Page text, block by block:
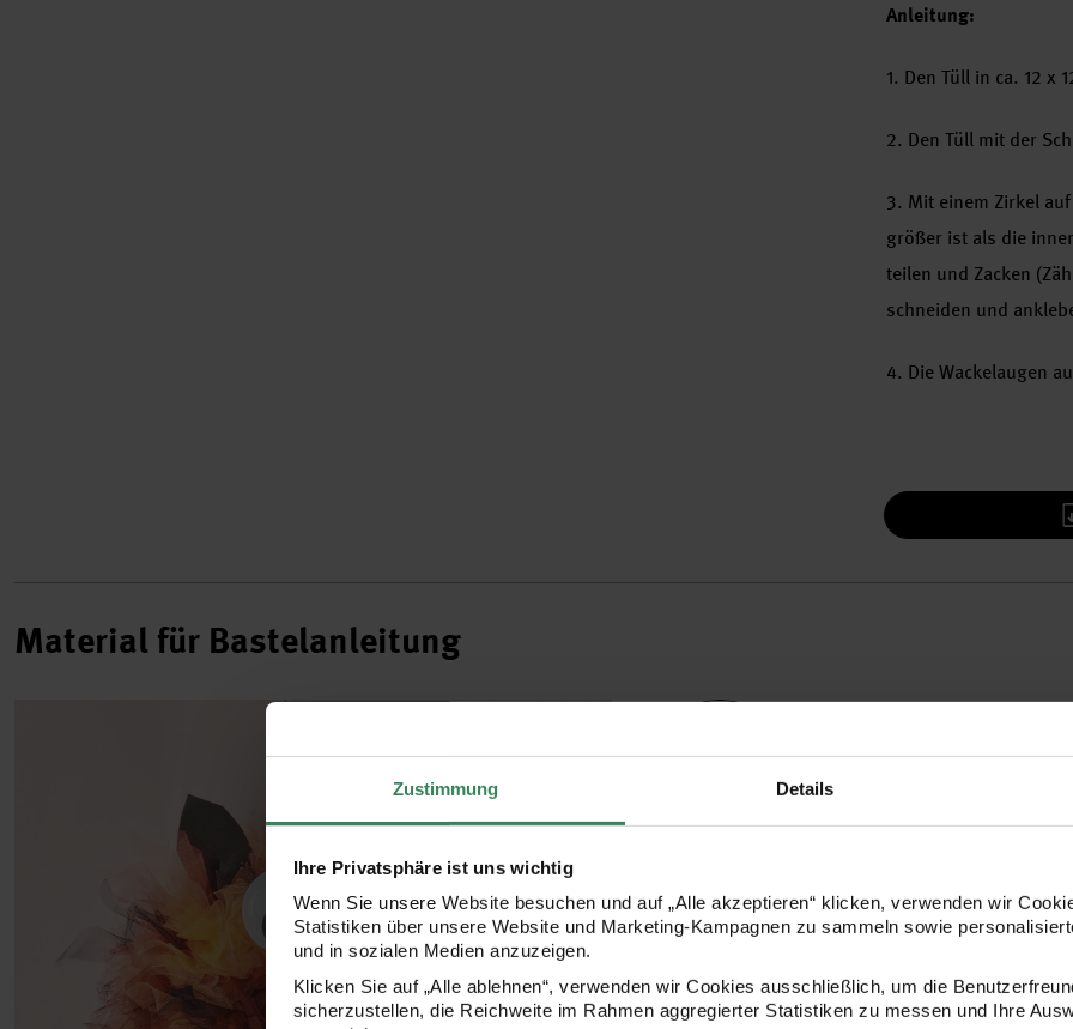
Zustimmung Details
Ihre Privatsphäre ist uns wichtig
Wenn Sie unsere Website besuchen und auf „Alle akzeptieren“ klicken, verwenden wir
Statistiken über unsere Website und Marketing-Kampagnen zu sammeln sowie
und in sozialen Medien anzuzeigen.
Klicken Sie auf „Alle ablehnen“, verwenden wir Cookies ausschließlich, um die
sicherzustellen, die Reichweite im Rahmen aggregierter Statistiken zu messen und Ihre
Anleitung:
1. Den Tüll in ca. 12 x
2. Den Tüll mit der
3. Mit einem Zirkel
größer ist als die
teilen und Zacken
schneiden und
4. Die Wackelaugen
Material für Bastelanleitung
Lieferzeit:
Artikeldetails